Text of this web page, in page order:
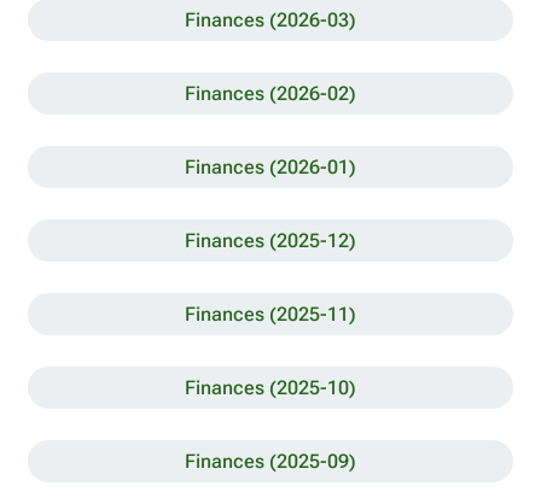
Finances (2026-03)
Finances (2026-02)
Finances (2026-01)
Finances (2025-12)
Finances (2025-11)
Finances (2025-10)
Finances (2025-09)